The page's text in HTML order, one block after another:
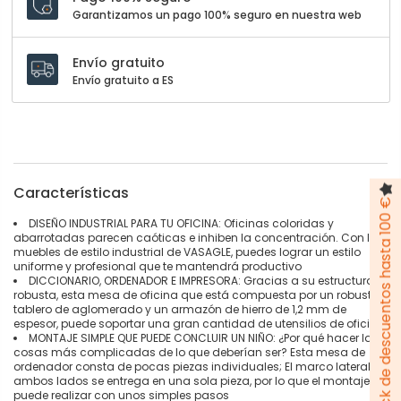
Garantizamos un pago 100% seguro en nuestra web
Envío gratuito
Envío gratuito a ES
Características
DISEÑO INDUSTRIAL PARA TU OFICINA: Oficinas coloridas y
abarrotadas parecen caóticas e inhiben la concentración. Con los
muebles de estilo industrial de VASAGLE, puedes lograr un estilo
uniforme y profesional que te mantendrá productivo
DICCIONARIO, ORDENADOR E IMPRESORA: Gracias a su estructura
robusta, esta mesa de oficina que está compuesta por un robusto
tablero de aglomerado y un armazón de hierro de 1,2 mm de
espesor, puede soportar una gran cantidad de utensilios de oficina
MONTAJE SIMPLE QUE PUEDE CONCLUIR UN NIÑO: ¿Por qué hacer las
cosas más complicadas de lo que deberían ser? Esta mesa de
ordenador consta de pocas piezas individuales; El marco lateral en
ambos lados se entrega en una sola pieza, por lo que el montaje se
puede realizar con unos simples pasos
Pack de descuentos hasta 100 €